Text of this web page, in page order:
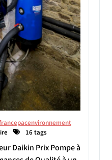
16 tags
Daikin Prix Pompe à